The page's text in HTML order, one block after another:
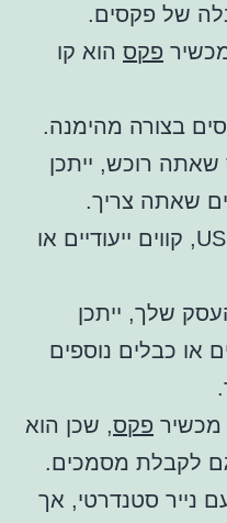
של פקסים.
פקס הוא קו
בצורה מהימנה.
רוכש, ייתכן
שאתה צריך.
אלה יכולים לכלול יציאות USB, קווים ייעודיים או
שלך, ייתכן
כבלים נוספים
מכשיר פקס, שכן הוא
לקבלת מסמכים.
נייר סטנדרטי, אך